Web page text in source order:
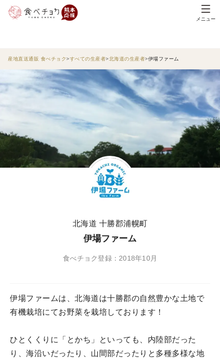
メニュー
産地直送通販 食べチョク すべての生産者 北海道の生産者 伊場ファーム
北海道 十勝郡浦幌町
伊場ファーム
食べチョク登録：2018年10月
伊場ファームは、北海道は十勝郡の自然豊かな土地で
有機栽培にてお野菜を栽培しております！
ひとくくりに「とかち」といっても、内陸部だった
り、海沿いだったり、山間部だったりと多種多様な地